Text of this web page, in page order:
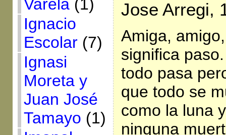
Varela(1)
Ignacio
Escolar(7)
Ignasi
Moreta y
Juan José
Tamayo (1)
Jose Arregi,
Amiga,
significa
todo pasa
que todo se
como la luna
ninguna